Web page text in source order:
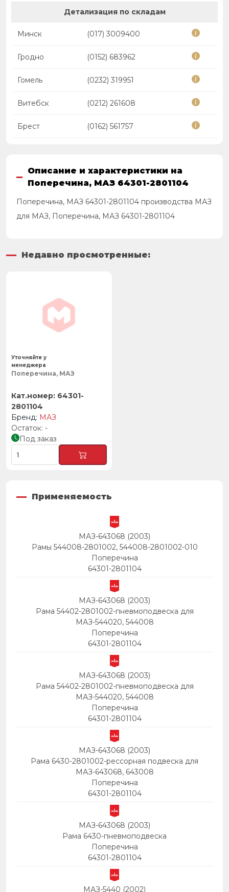
Детализация по складам
Минск (017) 3009400
Гродно (0152) 683962
Гомель (0232) 319951
Витебск (0212) 261608
Брест (0162) 561757
Описание и характеристики на
Поперечина, МАЗ 64301-2801104
Поперечина, МАЗ 64301-2801104 производства МАЗ
для МАЗ, Поперечина, МАЗ 64301-2801104
Недавно просмотренные:
Поперечина, МАЗ
64301-
2801104
МАЗ
-
Под заказ
Уточняйте у
менеджера
Применяемость
МАЗ-643068 (2003)
Рамы 544008-2801002, 544008-2801002-010
Поперечина
64301-2801104
МАЗ-643068 (2003)
Рама 54402-2801002-пневмоподвеска для
МАЗ-544020, 544008
Поперечина
64301-2801104
МАЗ-643068 (2003)
Рама 54402-2801002-пневмоподвеска для
МАЗ-544020, 544008
Поперечина
64301-2801104
МАЗ-643068 (2003)
Рама 6430-2801002-рессорная подвеска для
МАЗ-643068, 643008
Поперечина
64301-2801104
МАЗ-643068 (2003)
Рама 6430-пневмоподвеска
Поперечина
64301-2801104
МАЗ-5440 (2002)